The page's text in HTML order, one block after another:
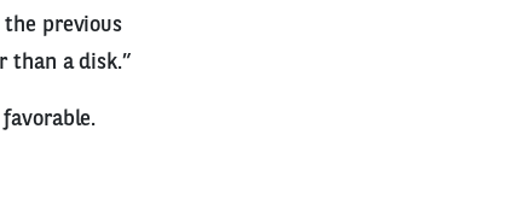
previous
than a disk.”